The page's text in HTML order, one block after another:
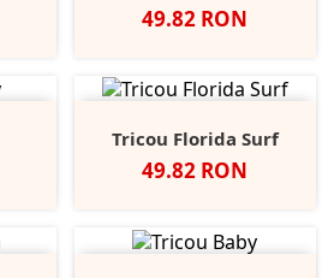
Pret
49.82 RON
Tricou Florida Surf
Pret
49.82 RON